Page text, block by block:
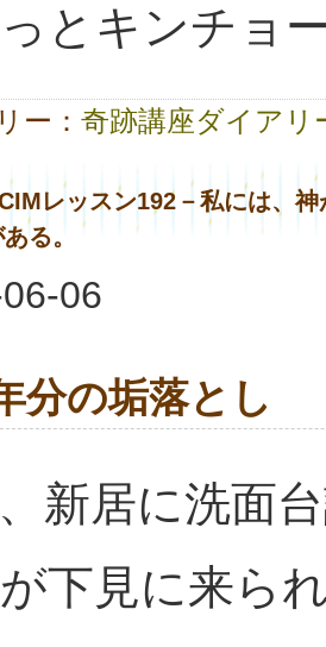
とキンチョ
ー： 奇跡講座ダイアリ
レッスン192－私には、
る。
06
分の垢落とし
新居に洗面
下見に来ら